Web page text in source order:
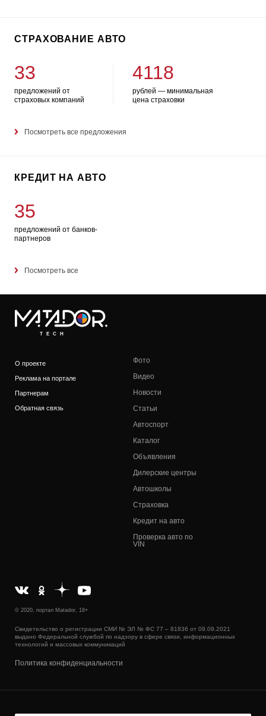
СТРАХОВАНИЕ АВТО
33
предложений от
страховых компаний
4118
рублей — минимальная
цена страховки
Посмотреть все предложения
КРЕДИТ НА АВТО
35
предложений от банков-
партнеров
Посмотреть все
TECH
О проекте
Реклама на портале
Партнерам
Обратная связь
Фото
Видео
Новости
Статьи
Автоспорт
Каталог
Объявления
Дилерские центры
Автошколы
Страховка
Кредит на авто
Проверка авто по
VIN
© 2020, портал Matador, 18+
Свидетельство о регистрации СМИ № ЭЛ № ФС 77 – 81836 от 09.09.2021
выдано Федеральной службой по надзору в сфере связи, информационных
технологий и массовых коммуникаций
Политика конфиденциальности